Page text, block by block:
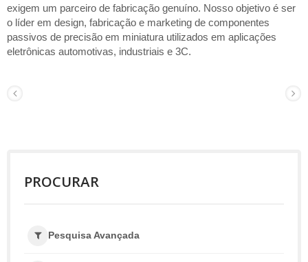
exigem um parceiro de fabricação genuíno. Nosso objetivo é ser
o líder em design, fabricação e marketing de componentes
passivos de precisão em miniatura utilizados em aplicações
eletrônicas automotivas, industriais e 3C.
PROCURAR
Pesquisa Avançada